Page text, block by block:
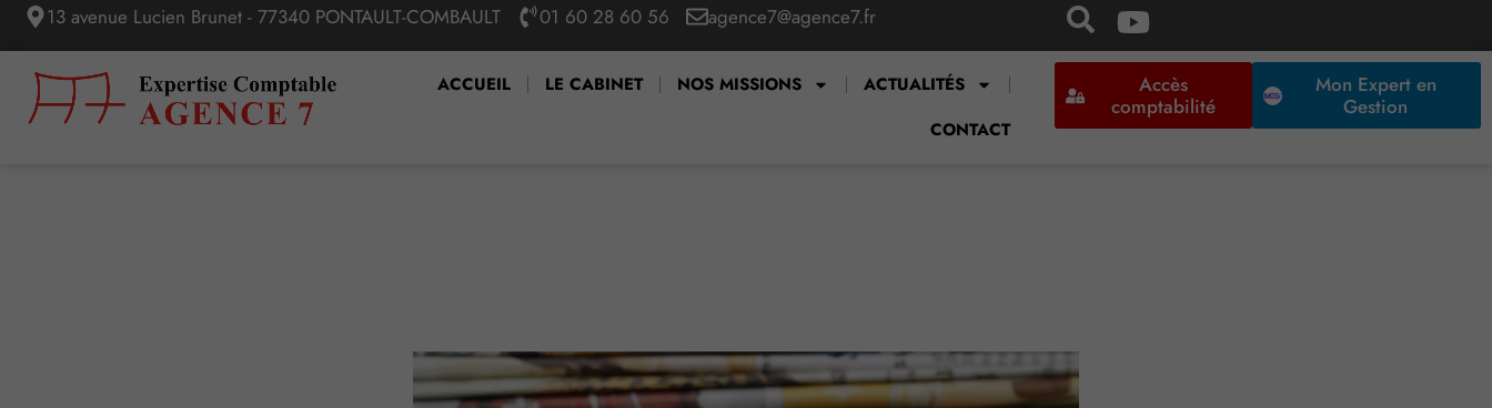
13 avenue Lucien Brunet - 77340 PONTAULT-COMBAULT 01 60 28 60 56 agence7@agence7.fr
ACCUEIL LE CABINET NOS MISSIONS
ACTUALITÉS
CONTACT
Accès
comptabilité
Mon Expert en
Gestion